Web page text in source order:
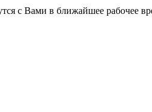
с Вами в ближайшее рабочее